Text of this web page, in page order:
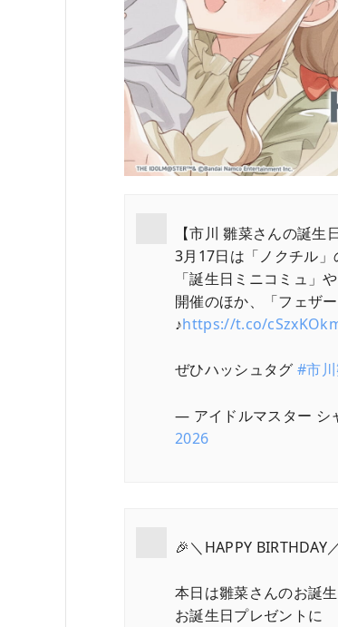
【市川 雛菜さんの誕生日
3月17日は「ノクチル」
「誕生日ミニコミュ」
開催のほか、「フェザ
♪https://t.co/
ぜひハッシュタグ #市
— アイドルマスター シ
2026
🎉＼HAPPY BIRTHDAY
本日は雛菜さんのお誕
お誕生日プレゼントに